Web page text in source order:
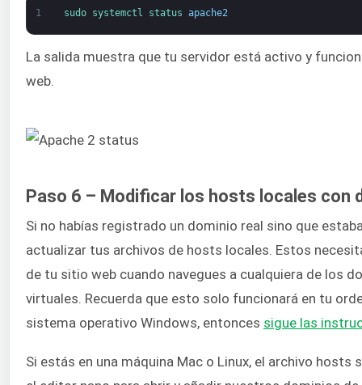
1 sudo systemctl status apache2
La salida muestra que tu servidor está activo y
web.
Paso 6 – Modificar los hosts locales con
Si no habías registrado un dominio real sino que
actualizar tus archivos de hosts locales. Estos
de tu sitio web cuando navegues a cualquiera de los
virtuales. Recuerda que esto solo funcionará en tu
sistema operativo Windows, entonces sigue las
Si estás en una máquina Mac o Linux, el archivo